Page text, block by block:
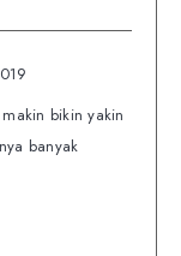
bikin yakin
banyak